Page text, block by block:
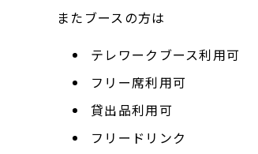
またブースの方は
テレワークブース利用可
フリー席利用可
貸出品利用可
フリードリンク